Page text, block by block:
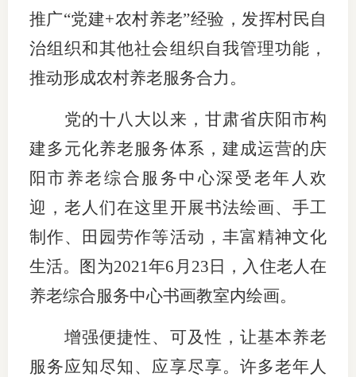
推广“党建+农村养老”经验，发挥村民自
治组织和其他社会组织自我管理功能，
推动形成农村养老服务合力。
党的十八大以来，甘肃省庆阳市构
建多元化养老服务体系，建成运营的庆
阳市养老综合服务中心深受老年人欢
迎，老人们在这里开展书法绘画、手工
制作、田园劳作等活动，丰富精神文化
生活。图为2021年6月23日，入住老人在
养老综合服务中心书画教室内绘画。
增强便捷性、可及性，让基本养老
服务应知尽知、应享尽享。许多老年人